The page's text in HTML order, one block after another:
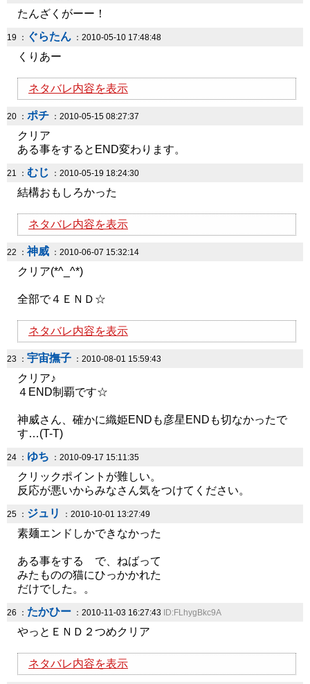
たんざくがーー！
19 ： ぐらたん ：2010-05-10 17:48:48
くりあー
ネタバレ内容を表示
20 ： ポチ ：2010-05-15 08:27:37
クリア
ある事をするとEND変わります。
21 ： むじ ：2010-05-19 18:24:30
結構おもしろかった
ネタバレ内容を表示
22 ： 神威 ：2010-06-07 15:32:14
クリア(*^_^*)
全部で４ＥＮＤ☆
ネタバレ内容を表示
23 ： 宇宙撫子 ：2010-08-01 15:59:43
クリア♪
４END制覇です☆
神威さん、確かに織姫ENDも彦星ENDも切なかったで
す…(T-T)
24 ： ゆち ：2010-09-17 15:11:35
クリックポイントが難しい。
反応が悪いからみなさん気をつけてください。
25 ： ジュリ ：2010-10-01 13:27:49
素麺エンドしかできなかった
ある事をする で、ねばって
みたものの猫にひっかかれた
だけでした。。
26 ： たかひー ：2010-11-03 16:27:43 ID:FLhygBkc9A
やっとＥＮＤ２つめクリア
ネタバレ内容を表示